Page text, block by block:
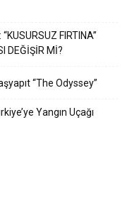
FIRTINA”
DEĞİŞİR Mİ?
“The Odyssey”
Yangın Uçağı